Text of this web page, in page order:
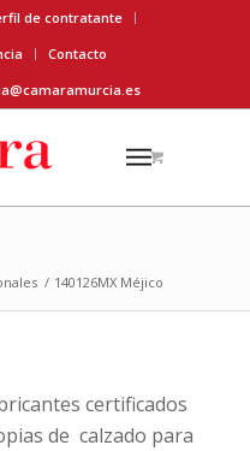
de contratante
Contacto
/ 140126MX Méjico
certificados
de calzado para